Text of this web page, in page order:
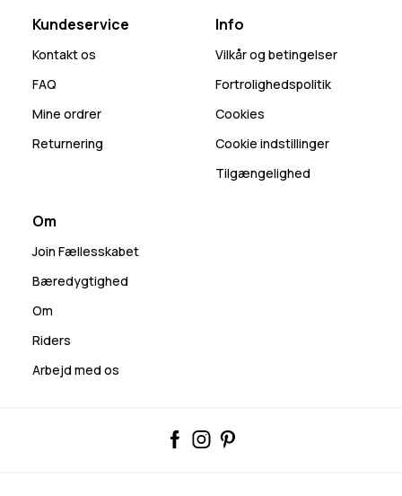
Kundeservice
Kontakt os
FAQ
Mine ordrer
Returnering
Info
Vilkår og betingelser
Fortrolighedspolitik
Cookies
Cookie indstillinger
Tilgængelighed
Om
Join Fællesskabet
Bæredygtighed
Om
Riders
Arbejd med os